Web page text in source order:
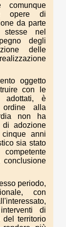
opere di
da parte
nel
degli
delle
oggetto
con le
adottati, è
alla
non ha
adozione
anni
sia stato
periodo,
con
di
del territorio